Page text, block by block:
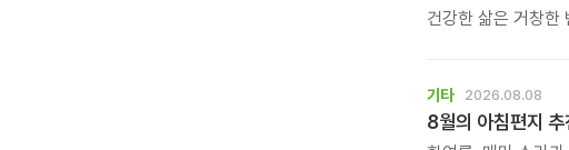
건강한 삶은 거창한
받은 이계호 교수와
기타 2026.08.08
8월의 아침편지 추